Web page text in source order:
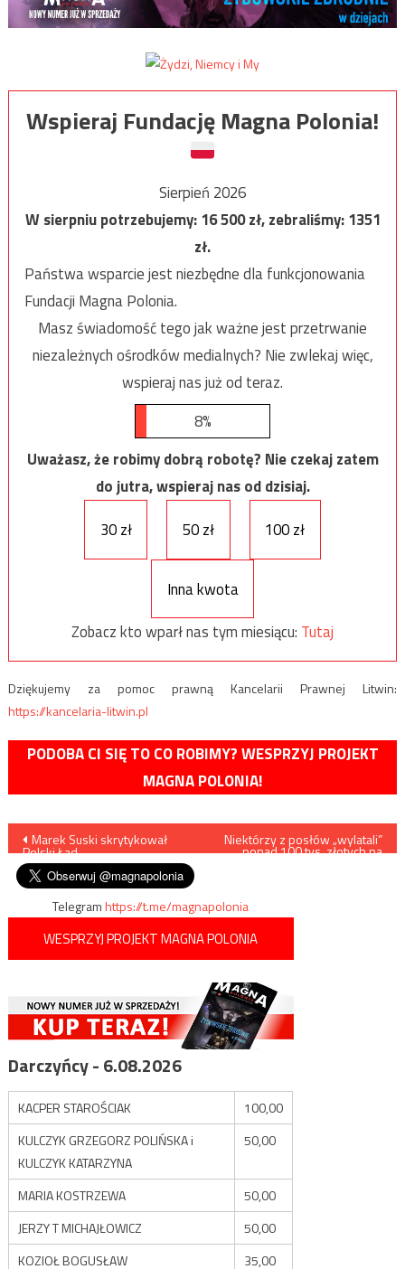
Wspieraj Fundację Magna Polonia!
Sierpień 2026
W sierpniu potrzebujemy:16 500zł, zebraliśmy:1351
zł.
Państwa wsparcie jest niezbędne dla funkcjonowania
Fundacji Magna Polonia.
Masz świadomość tego jak ważne jest przetrwanie
niezależnych ośrodków medialnych? Nie zwlekaj więc,
wspieraj nas już od teraz.
8%
Uważasz, że robimy dobrą robotę? Nie czekaj zatem
do jutra, wspieraj nas od dzisiaj.
30 zł
50 zł 100 zł
Inna kwota
Zobacz kto wparł nas tym miesiącu: Tutaj
Dziękujemy za pomoc prawną Kancelarii Prawnej Litwin:
https://kancelaria-litwin.pl
PODOBA CI SIĘ TO CO ROBIMY? WESPRZYJ PROJEKT
MAGNA POLONIA!
Nawigacja
wpisu
Marek Suski skrytykował
Polski Ład
Niektórzy z posłów „wylatali”
ponad 100 tys. złotych na
Telegramhttps://t.me/magnapolonia
WESPRZYJ PROJEKT MAGNA POLONIA
Darczyńcy - 6.08.2026
KACPER STAROŚCIAK
100,00
KULCZYK GRZEGORZ POLIŃSKA i
KULCZYK KATARZYNA
50,00
MARIA KOSTRZEWA
50,00
JERZY T MICHAJŁOWICZ
50,00
KOZIOŁ BOGUSŁAW
35,00